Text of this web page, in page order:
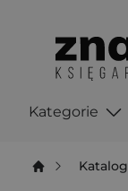
Kategorie
Katalog